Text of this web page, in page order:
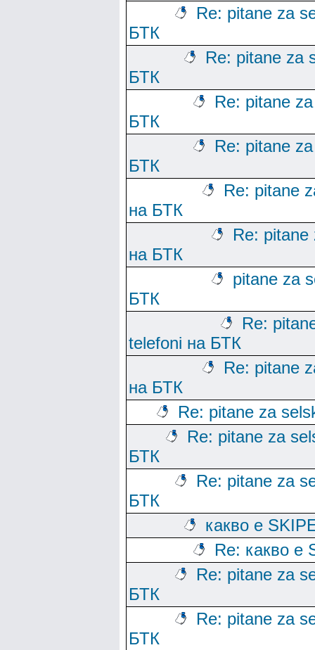
Re: pitane za
БТК
Re: pitane za
БТК
Re: pitane
БТК
Re: pitane
БТК
Re: pitane
на БТК
Re: pitane
на БТК
pitane za
БТК
Re:
telefoni на БТК
Re: pitane
на БТК
Re: pitane za
Re: pitane za
БТК
Re: pitane za
БТК
какво е
Re: какво е
Re: pitane za
БТК
Re: pitane za
БТК